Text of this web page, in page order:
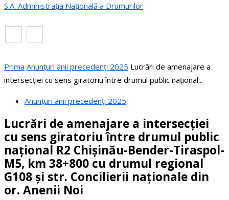
S.A. Administrația Națională a Drumurilor
Prima Anunțuri anii precedenți 2025 Lucrări de amenajare a
intersecției cu sens giratoriu între drumul public național...
Anunțuri anii precedenți 2025
Lucrări de amenajare a intersecției
cu sens giratoriu între drumul public
național R2 Chișinău-Bender-Tiraspol-
M5, km 38+800 cu drumul regional
G108 și str. Concilierii naționale din
or. Anenii Noi